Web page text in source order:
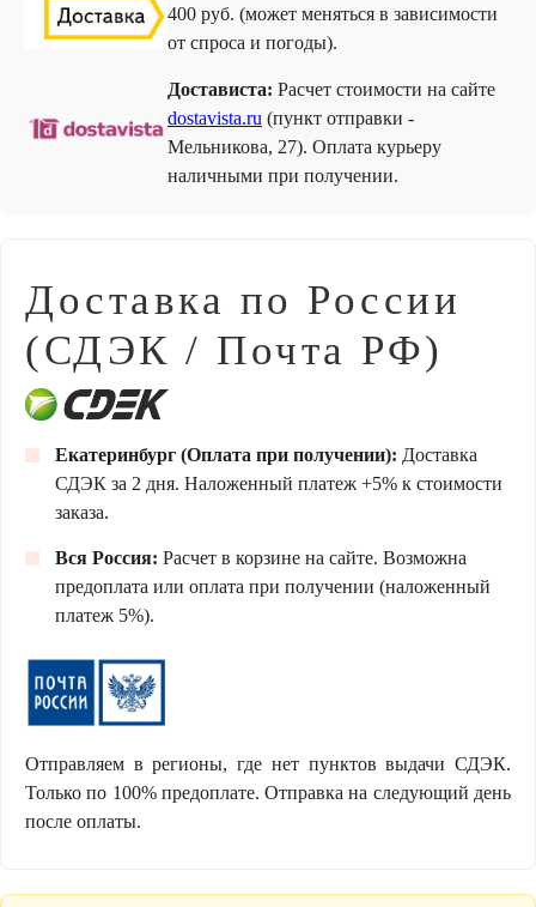
400 руб. (может меняться в зависимости
от спроса и погоды).
Достависта: Расчет стоимости на сайте
dostavista.ru (пункт отправки -
Мельникова, 27). Оплата курьеру
наличными при получении.
Доставка по России
(СДЭК / Почта РФ)
Екатеринбург (Оплата при получении): Доставка
СДЭК за 2 дня. Наложенный платеж +5% к стоимости
заказа.
Вся Россия: Расчет в корзине на сайте. Возможна
предоплата или оплата при получении (наложенный
платеж 5%).
Отправляем в регионы, где нет пунктов выдачи СДЭК.
Только по 100% предоплате. Отправка на следующий день
после оплаты.